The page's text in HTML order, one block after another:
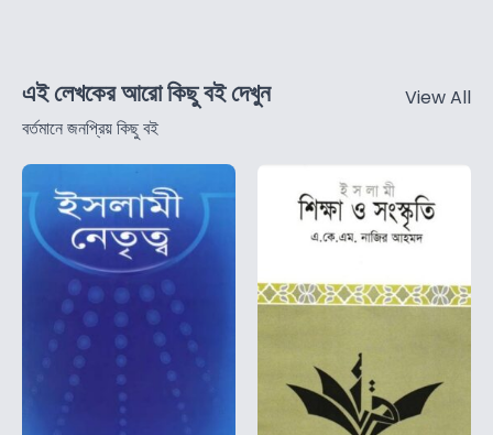
এই লেখকের আরো কিছু বই দেখুন
বর্তমানে জনপ্রিয় কিছু বই
View All